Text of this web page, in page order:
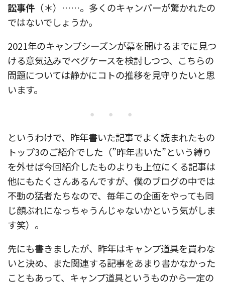
訟事件 （＊）……。多くのキャンパーが驚かれたの
ではないでしょうか。
2021年のキャンプシーズンが幕を開けるまでに見つ
ける意気込みでペグケースを検討しつつ、こちらの
問題については静かにコトの推移を見守りたいと思
います。
・・・
というわけで、昨年書いた記事でよく読まれたもの
トップ3のご紹介でした（”昨年書いた”という縛り
を外せば今回紹介したものよりも上位にくる記事は
他にもたくさんあるんですが、僕のブログの中では
不動の猛者たちなので、毎年この企画をやっても同
じ顔ぶれになっちゃうんじゃないかという気がしま
す笑）。
先にも書きましたが、昨年はキャンプ道具を買わな
いと決め、また関連する記事をあまり書かなかった
こともあって、キャンプ道具というものから一定の